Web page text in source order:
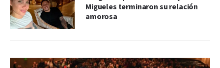
Migueles terminaron su relación
amorosa